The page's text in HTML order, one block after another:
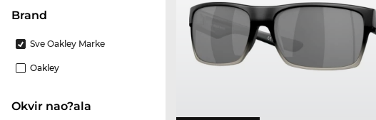
brand
Sve Oakley Marke
Oakley
Okvir nao?ala